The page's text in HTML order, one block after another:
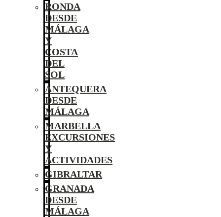
RONDA
DESDE
MÁLAGA
Y
COSTA
DEL
SOL
ANTEQUERA
DESDE
MÁLAGA
MARBELLA
EXCURSIONES
Y
ACTIVIDADES
GIBRALTAR
GRANADA
DESDE
MÁLAGA